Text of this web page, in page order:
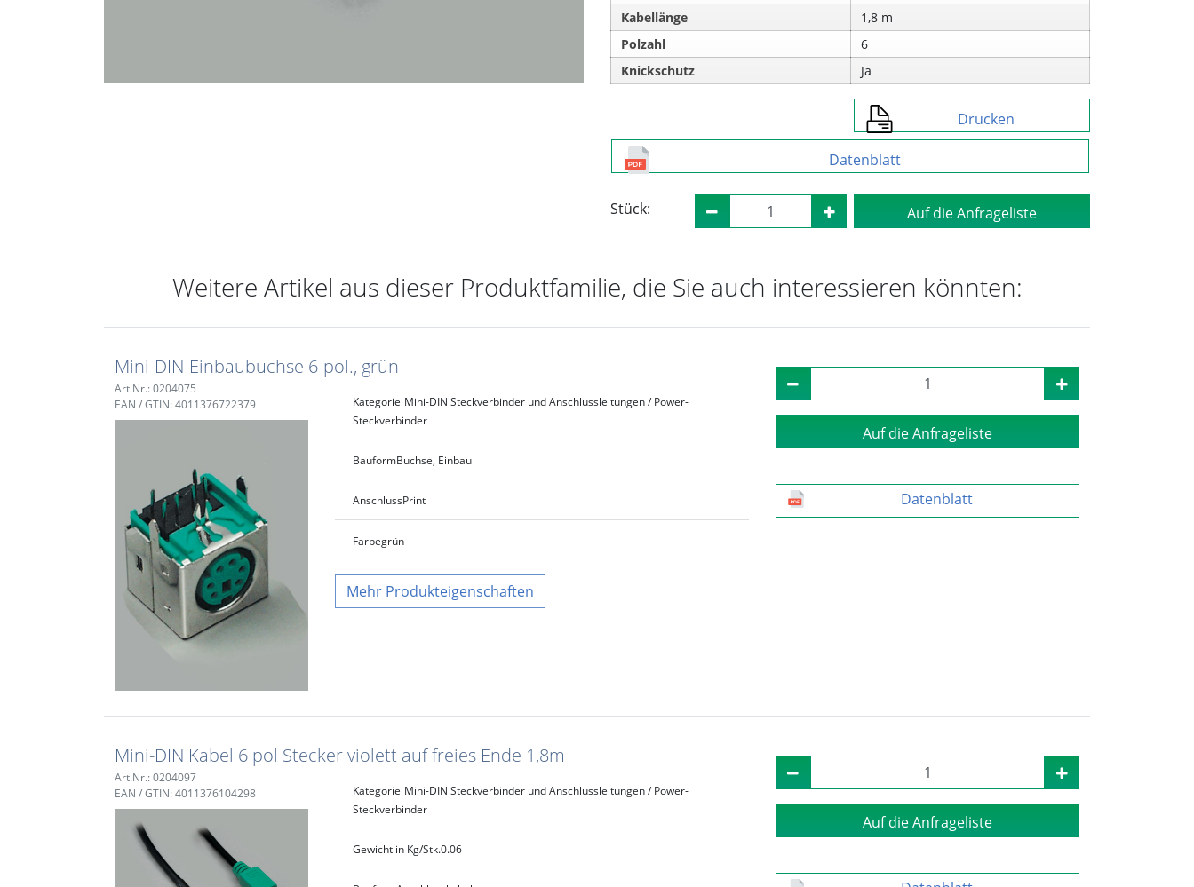
Kabellänge
1,8 m
Polzahl
6
Knickschutz
Ja
Drucken
Datenblatt
Stück: Auf die Anfrageliste
Weitere Artikel aus dieser Produktfamilie, die Sie auch interessieren könnten:
Mini-DIN-Einbaubuchse 6-pol., grün
Art.Nr.: 0204075
EAN / GTIN: 4011376722379
Kategorie Mini-DIN Steckverbinder und Anschlussleitungen / Power-
Steckverbinder
BauformBuchse, Einbau
AnschlussPrint
Farbegrün
Produkteigenschaften
Auf die Anfrageliste
Datenblatt
Mini-DIN Kabel 6 pol Stecker violett auf freies Ende 1,8m
Art.Nr.: 0204097
EAN / GTIN: 4011376104298
Kategorie Mini-DIN Steckverbinder und Anschlussleitungen / Power-
Steckverbinder
Gewicht in Kg/Stk.0.06
Auf die Anfrageliste